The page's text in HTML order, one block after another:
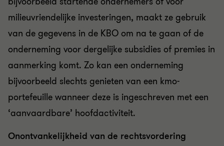
milieuvriendelijke investeringen, maakt ze gebruik
van de gegevens in de KBO om na te gaan of de
onderneming voor dergelijke subsidies of premies in
aanmerking komt. Zo kan een onderneming
bijvoorbeeld slechts genieten van een kmo-
portefeuille wanneer deze is ingeschreven met een
‘aanvaardbare’ hoofdactiviteit.
Onontvankelijkheid van de rechtsvordering